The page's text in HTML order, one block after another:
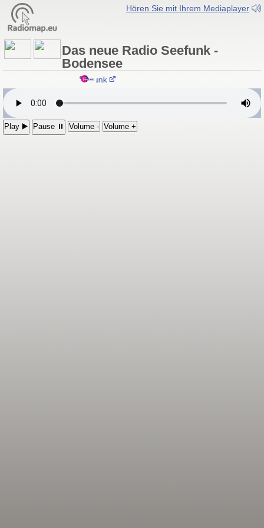
Hören Sie mit Ihrem Mediaplayer
Das neue Radio Seefunk -
Bodensee
Das neue Radio Seefunk
Play ▶️ Pause ⏸ Volume - Volume +